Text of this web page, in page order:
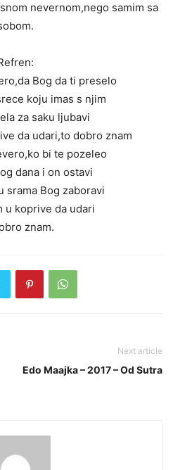
nevernom,nego samim sa
Bog da ti preselo
koju imas s njim
za saku ljubavi
da udari,to dobro znam
bi te pozeleo
dana i on ostavi
srama Bog zaboravi
u koprive da udari
znam.
Next article
Edo Maajka – 2017 – Od Sutra